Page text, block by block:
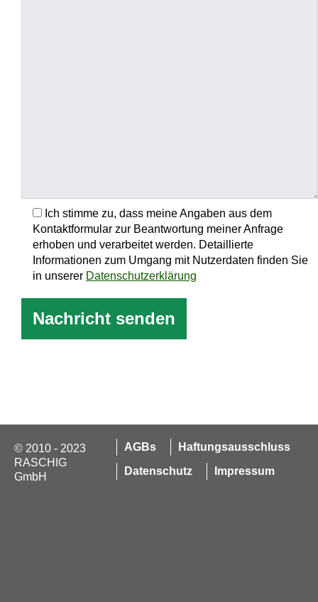
Ich stimme zu, dass meine Angaben aus dem
Kontaktformular zur Beantwortung meiner Anfrage
erhoben und verarbeitet werden. Detaillierte
Informationen zum Umgang mit Nutzerdaten finden Sie
in unserer Datenschutzerklärung
© 2010 - 2023
RASCHIG
GmbH
AGBs
Haftungsausschluss
Datenschutz
Impressum